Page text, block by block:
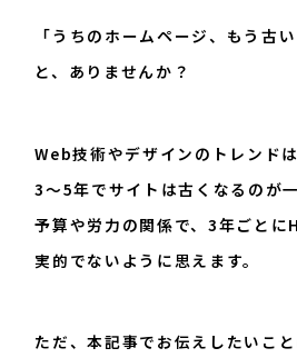
「うちのホームページ、もう古
と、ありませんか？
Web技術やデザインのトレンド
3〜5年でサイトは古くなるのが
予算や労力の関係で、3年ごとに
実的でないように思えます。
ただ、本記事でお伝えしたいこ